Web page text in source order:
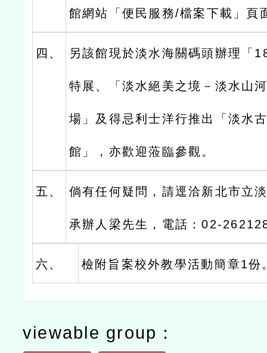
館網站「便民服務/檔案下載」頁
四、 另該館現於淡水海關碼頭辦理「
特展、「淡水絕美之境－淡水山
場」及得忌利士洋行推出「淡水
館」，亦歡迎蒞臨參觀。
五、 倘有任何疑問，請逕洽新北市立
承辦人梁先生，電話：02-
六、 檢附旨案校外教學活動簡章1份
viewable group：